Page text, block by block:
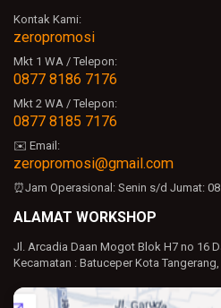
Kontak Kami:
zeropromosi
Mkt 1 WA / Telepon:
0877 8186 7176
Mkt 2 WA / Telepon:
0877 8185 7176
✉️ Email:
zeropromosi@gmail.com
⏰Jam Operasional: Senin s/d Jumat:
ALAMAT WORKSHOP
Jl. Arcadia Daan Mogot Blok H7 no 16
Kecamatan : Batuceper Kota